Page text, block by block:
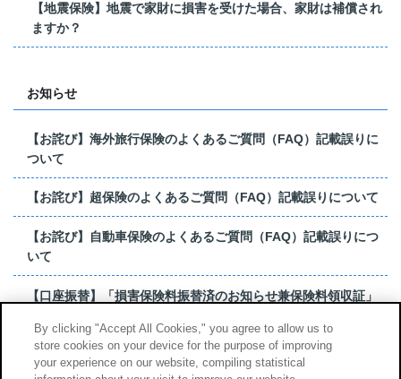
【地震保険】地震で家財に損害を受けた場合、家財は補償され
ますか？
お知らせ
【お詫び】海外旅行保険のよくあるご質問（FAQ）記載誤りに
ついて
【お詫び】超保険のよくあるご質問（FAQ）記載誤りについて
【お詫び】自動車保険のよくあるご質問（FAQ）記載誤りにつ
いて
【口座振替】「損害保険料振替済のお知らせ兼保険料領収証」
【お詫び】超保険のよくあるご質問（FAQ）記載誤りについて
By clicking "Accept All Cookies," you agree to allow us to
store cookies on your device for the purpose of improving
your experience on our website, compiling statistical